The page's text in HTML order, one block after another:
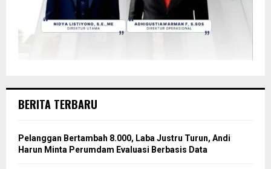
BERITA TERBARU
Pelanggan Bertambah 8.000, Laba Justru Turun, Andi
Harun Minta Perumdam Evaluasi Berbasis Data